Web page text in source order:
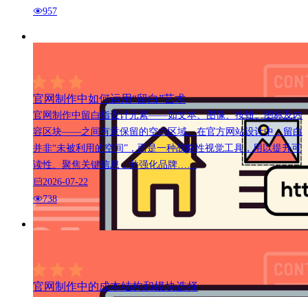
957
官网制作中如何运用“留白”艺术
官网制作中留白指设计元素——如文本、图像、按钮、图标及内
容区块——之间有意保留的空白区域。在官方网站设计中，留白
并非“未被利用的空间”，而是一种战略性视觉工具，用以提升可
读性、聚焦关键信息，并强化品牌……
2026-07-22
738
官网制作中的成本结构和模块选择